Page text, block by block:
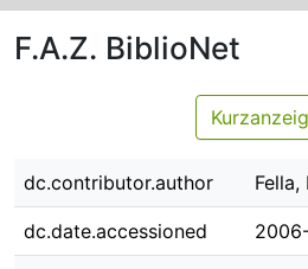
F.A.Z. BiblioNet
dc.contributor.author
dc.date.accessioned